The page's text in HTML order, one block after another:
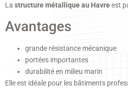
La structure métallique au Havreest
Avantages
grande résistance mécanique
portées importantes
durabilité en milieu marin
Elle est idéale pour les bâtiments